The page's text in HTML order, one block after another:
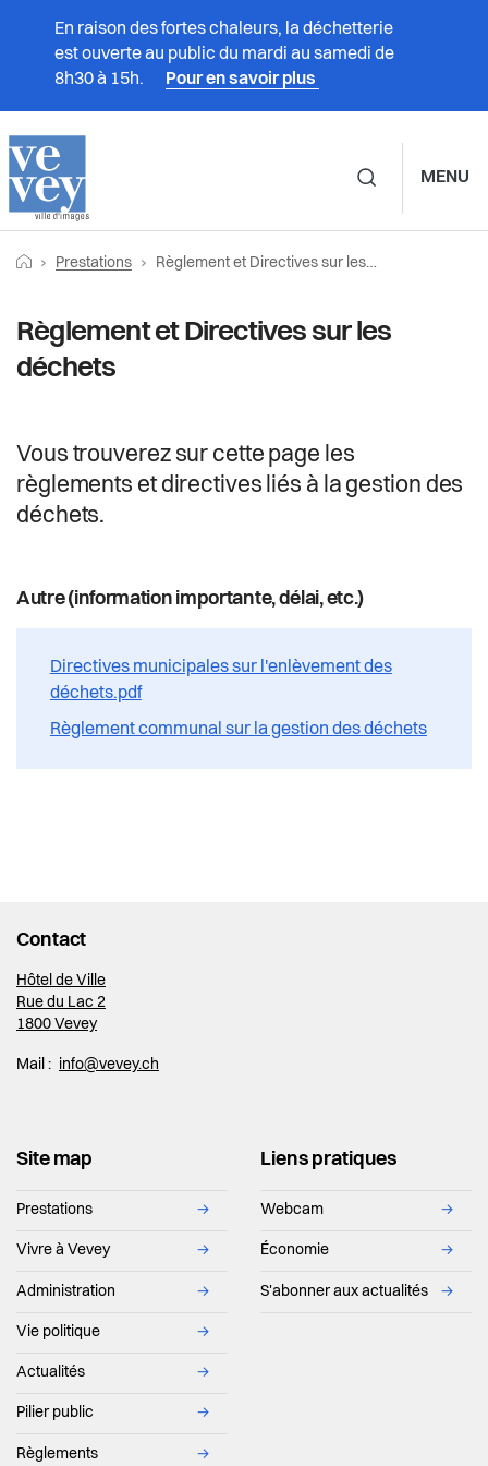
En raison des fortes chaleurs, la déchetterie
est ouverte au public du mardi au samedi de
8h30 à 15h.
Pour en savoir plus
MENU
Prestations
Vivre à Vevey
Vie politique
Actualités
Règlements
FilRetourner vers la page d'accueil
Prestations Page actuelle:
Règlement et Directives sur les déchets
Règlement et Directives sur les
déchets
Vous trouverez sur cette page les
règlements et directives liés à la gestion des
déchets.
Autre (information importante, délai, etc.)
Directives municipales sur l'enlèvement des
déchets.pdf
Règlement communal sur la gestion des déchets
Contact
Hôtel de Ville
Rue du Lac 2
1800 Vevey
Mail : info@vevey.ch
Site map
Prestations →
Vivre à Vevey →
Administration →
Vie politique →
Actualités →
Pilier public →
Règlements →
Liens pratiques
Webcam →
Économie →
S'abonner aux actualités →